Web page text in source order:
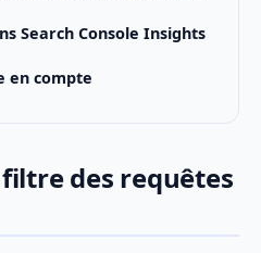
Search Console Insights
en compte
des requêtes